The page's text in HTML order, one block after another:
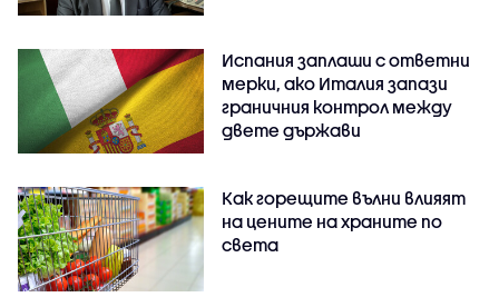
Испания заплаши с ответни
мерки, ако Италия запази
граничния контрол между
двете държави
Как горещите вълни влияят
на цените на храните по
света